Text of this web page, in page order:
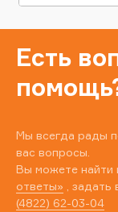
Есть
Мы всегда рады
вас вопросы.
Вы можете найти
ответы» , задать
(4822) 62-03-04